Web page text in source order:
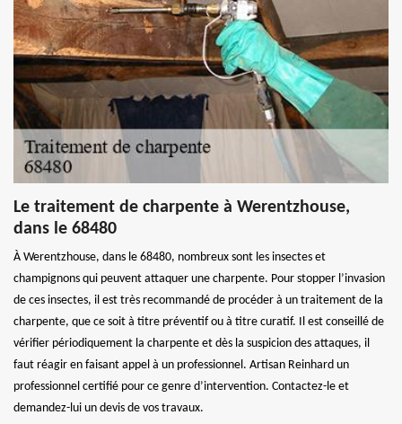
Le traitement de charpente à Werentzhouse,
dans le 68480
À Werentzhouse, dans le 68480, nombreux sont les insectes et
champignons qui peuvent attaquer une charpente. Pour stopper l’invasion
de ces insectes, il est très recommandé de procéder à un traitement de la
charpente, que ce soit à titre préventif ou à titre curatif. Il est conseillé de
vérifier périodiquement la charpente et dès la suspicion des attaques, il
faut réagir en faisant appel à un professionnel. Artisan Reinhard un
professionnel certifié pour ce genre d’intervention. Contactez-le et
demandez-lui un devis de vos travaux.